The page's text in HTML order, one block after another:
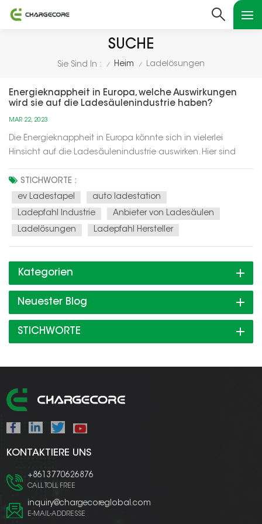
SUCHE
Sie Sind In : / Heim / Ladelösungen
Energieknappheit in Europa, welche Auswirkungen
wird sie auf die Ladesäulenindustrie haben?
MAR 22, 2023
Die Energieknappheit in Europa könnte sich in vielerlei
Hinsicht auf die Ladesäulenindustrie auswirken. Hier sind
intelligenten Ladelösungen: Bei Energieknappheit besteht
möglicherweise ein größerer Bedarf an intelligenten
Ladelösungen, die die Energi...
STICHWORTE :
ev Ladestapel
auto ladestation
Ladepfahl Industrie
Anbieter von Ladesäulen
Ladelösungen
Ladepfahl Hersteller
Kategorien
Neuester Blog
STICHWORTE
KONTAKTIERE UNS
+8613770626876
CALL TOLL FREE
inquiry@chargecoreglobal.com
E-MAIL-ADDRESSE